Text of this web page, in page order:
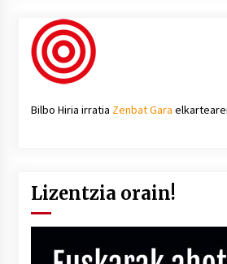
Bilbo Hiria irratia Zenbat Gara
Lizentzia orain!